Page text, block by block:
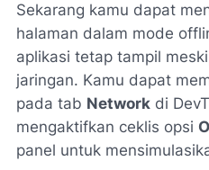
Sekarang kamu dapat
halaman dalam mode
aplikasi tetap tampil
jaringan. Kamu dapat
pada tab Network di
mengaktifkan ceklis opsi
panel untuk